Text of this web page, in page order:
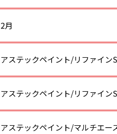
2月
アステックペイント/リファイン
アステックペイント/リファイン
アステックペイント/マルチエー